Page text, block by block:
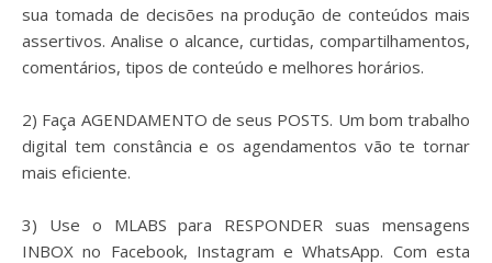
sua tomada de decisões na produção de conteúdos mais
assertivos. Analise o alcance, curtidas, compartilhamentos,
comentários, tipos de conteúdo e melhores horários.
2) Faça AGENDAMENTO de seus POSTS. Um bom trabalho
digital tem constância e os agendamentos vão te tornar
mais eficiente.
3) Use o MLABS para RESPONDER suas mensagens
INBOX no Facebook, Instagram e WhatsApp. Com esta